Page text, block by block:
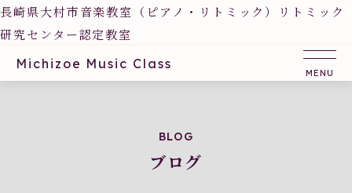
長崎県大村市音楽教室（ピアノ・リトミック）リトミック
研究センター認定教室
Michizoe Music Class
BLOG
ブログ